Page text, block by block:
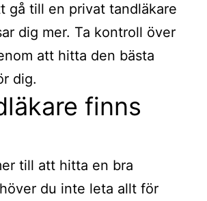
gå till en privat tandläkare
dig mer. Ta kontroll över
att hitta den bästa
dig.
finns
till att hitta en bra
du inte leta allt för